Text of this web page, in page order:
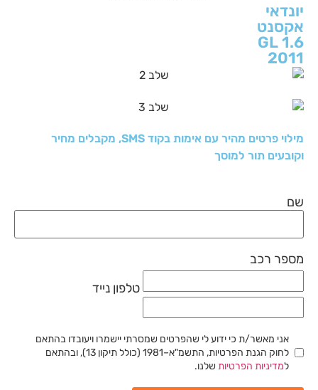
יונדאי
אקסנט
1.6 GL
2011
מילוי פרטים מהיר עם אימות בקוד SMS, מקבלים מחיר
וקובעים תור למוסך
שם
מספר רכב
טלפון נייד
אני מאשר/ת כי ידוע לי שהפרטים שמסרתי יישמרו ויעובדו בהתאם
לחוק הגנת הפרטיות, התשמ"א–1981 (כולל תיקון 13), ובהתאם
למדיניות הפרטיות שלנו.